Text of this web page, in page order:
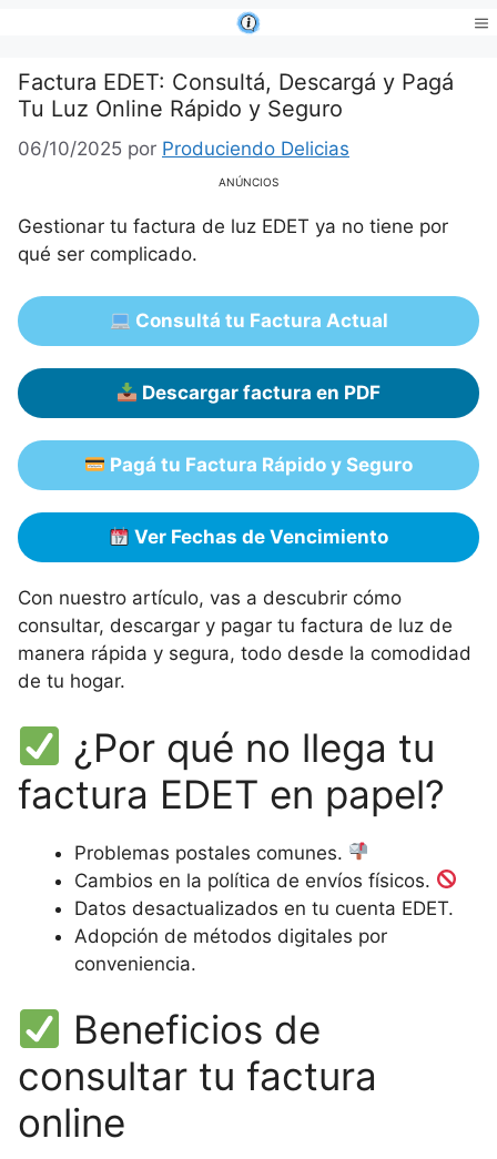
contenido
Factura EDET: Consultá, Descargá y Pagá
Tu Luz Online Rápido y Seguro
06/10/2025 por Produciendo Delicias
ANÚNCIOS
Gestionar tu factura de luz EDET ya no tiene por
qué ser complicado.
Consultá tu Factura Actual
Descargar factura en PDF
Pagá tu Factura Rápido y Seguro
Ver Fechas de Vencimiento
Con nuestro artículo, vas a descubrir cómo
consultar, descargar y pagar tu factura de luz de
manera rápida y segura, todo desde la comodidad
de tu hogar.
¿Por qué no llega tu
factura EDET en papel?
Problemas postales comunes.
Cambios en la política de envíos físicos.
Datos desactualizados en tu cuenta EDET.
Adopción de métodos digitales por
conveniencia.
Beneficios de
consultar tu factura
online